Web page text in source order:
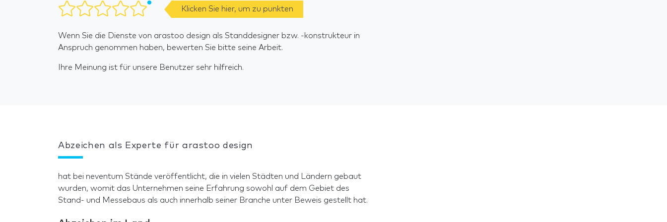
Klicken Sie hier, um zu punkten
Wenn Sie die Dienste von arastoo design als Standdesigner bzw. -konstrukteur in
Anspruch genommen haben, bewerten Sie bitte seine Arbeit.
Ihre Meinung ist für unsere Benutzer sehr hilfreich.
Abzeichen als Experte für arastoo design
hat bei neventum Stände veröffentlicht, die in vielen Städten und Ländern gebaut
wurden, womit das Unternehmen seine Erfahrung sowohl auf dem Gebiet des
Stand- und Messebaus als auch innerhalb seiner Branche unter Beweis gestellt hat.